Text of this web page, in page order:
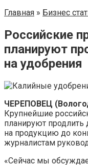
Главная » Бизнес
Российские
планируют
на удобрения
ЧЕРЕПОВЕЦ
Крупнейшие
планируют
на продукцию до
журналистам
«Сейчас мы